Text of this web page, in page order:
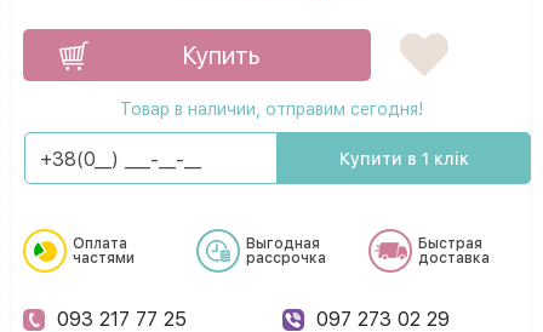
Купить
Товар в наличии, отправим сегодня!
Купити в 1 клік
Оплата
частями
Выгодная
рассрочка
Быстрая
доставка
093 217 77 25 097 273 02 29